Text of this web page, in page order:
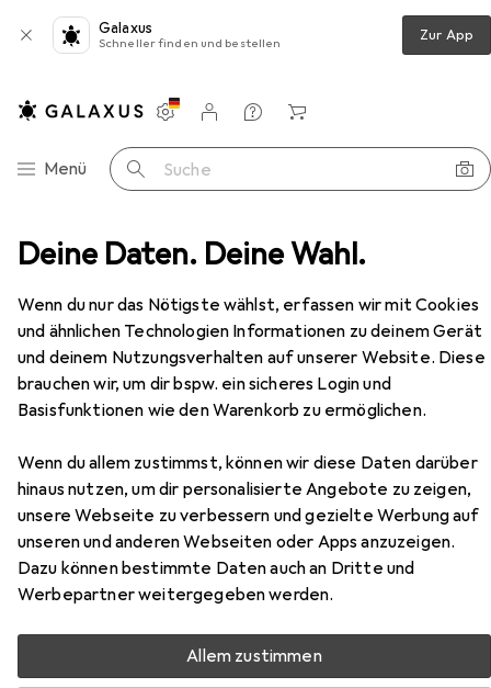
Deine Daten. Deine Wahl.
Wenn du nur das Nötigste wählst, erfassen wir mit Cookies
und ähnlichen Technologien Informationen zu deinem Gerät
und deinem Nutzungsverhalten auf unserer Website. Diese
brauchen wir, um dir bspw. ein sicheres Login und
Basisfunktionen wie den Warenkorb zu ermöglichen.
Wenn du allem zustimmst, können wir diese Daten darüber
hinaus nutzen, um dir personalisierte Angebote zu zeigen,
unsere Webseite zu verbessern und gezielte Werbung auf
unseren und anderen Webseiten oder Apps anzuzeigen.
Dazu können bestimmte Daten auch an Dritte und
Werbepartner weitergegeben werden.
Allem zustimmen
Galaxus
Schneller finden und bestellen Zur App
Navigation nach Kategorien
Menü Suche
Einstellungen
Kundenkonto
Vergleichslisten
Merklisten
Warenkorb
Blutdruckmessgerät Omron RS7 Intelli IT
EUR
85,15
OmronRS7 Intelli IT
Zubehör für Omron RS7 Intelli IT
Hier findest du passendes Zubehör zum Produkt Omron
RS7 Intelli IT aus der Kategorie Batterien + Akkus.
Relevanz
Produktliste